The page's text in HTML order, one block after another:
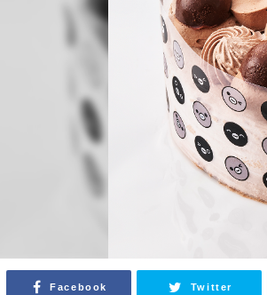
Facebook Twitter